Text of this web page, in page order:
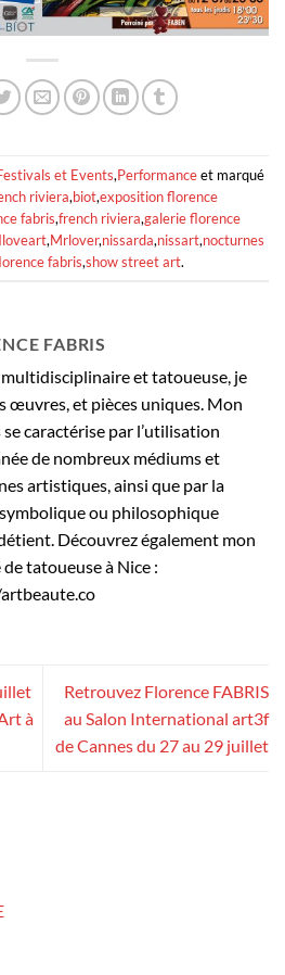
et Events,Performanceet marqué
riviera,biot,exposition florence
fabris,french riviera,galerie florence
Iloveart,Mrlover,nissarda,nissart,nocturnes
fabris,show street art.
FABRIS
et tatoueuse, je
œuvres, et pièces uniques. Mon
caractérise par l’utilisation
de nombreux médiums et
artistiques, ainsi que par la
ou philosophique
Découvrez également mon
tatoueuse à Nice :
à
Retrouvez Florence FABRIS
au Salon International art3f
de Cannes du 27 au 29 juillet